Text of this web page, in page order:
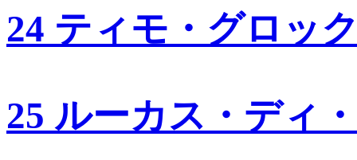
24 ティモ・グロッ
25 ルーカス・ディ